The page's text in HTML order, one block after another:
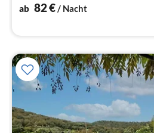
ab 82€/ Nacht